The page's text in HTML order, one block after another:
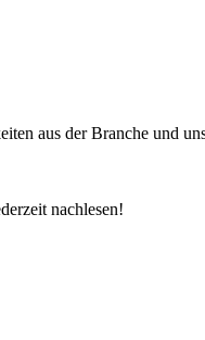
aus der Branche und
nachlesen!